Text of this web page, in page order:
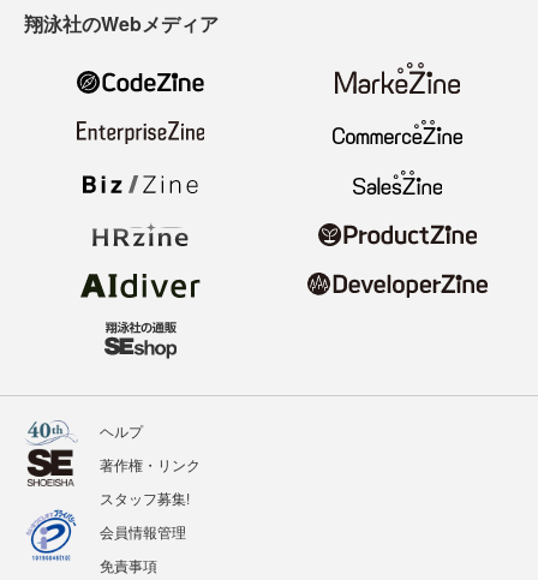
翔泳社のWebメディア
ヘルプ
著作権・リンク
スタッフ募集!
会員情報管理
免責事項